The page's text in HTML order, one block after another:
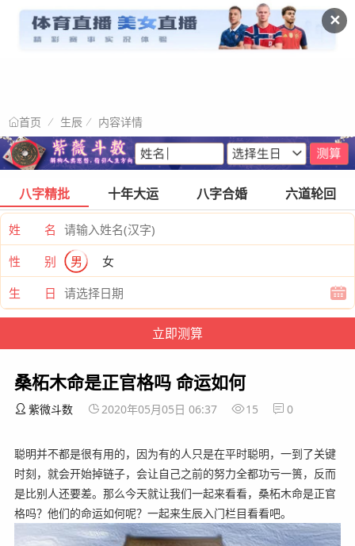
✕
首页 生辰 内容详情
八字精批 十年大运 八字合婚 六道轮回
姓 名
性 别
男
女
生 日
桑柘木命是正官格吗 命运如何
紫微斗数 2020年05月05日 06:37 15 0
聪明并不都是很有用的，因为有的人只是在平时聪明，一到了关键
时刻，就会开始掉链子，会让自己之前的努力全都功亏一篑，反而
是比别人还要差。那么今天就让我们一起来看看，桑柘木命是正官
格吗？他们的命运如何呢？一起来生辰入门栏目看看吧。